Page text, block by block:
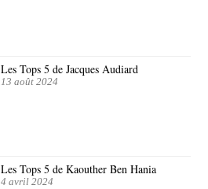
Les Tops 5 de Jacques Audiard
13 août 2024
Les Tops 5 de Kaouther Ben Hania
4 avril 2024